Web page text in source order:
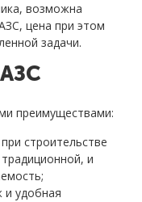
возможна
цена при этом
задачи.
преимуществами:
строительстве
и
удобная